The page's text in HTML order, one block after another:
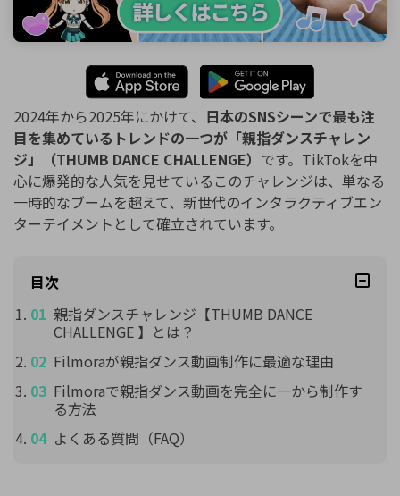
2024年から2025年にかけて、 日本のSNSシーンで最も注
目を集めているトレンドの一つが「親指ダンスチャレン
ジ」（THUMB DANCE CHALLENGE） です。TikTokを中
心に爆発的な人気を見せているこのチャレンジは、単なる
一時的なブームを超えて、新世代のインタラクティブエン
ターテイメントとして確立されています。
目次
親指ダンスチャレンジ【THUMB DANCE
CHALLENGE 】とは？
Filmoraが親指ダンス動画制作に最適な理由
Filmoraで親指ダンス動画を完全に一から制作す
る方法
よくある質問（FAQ）